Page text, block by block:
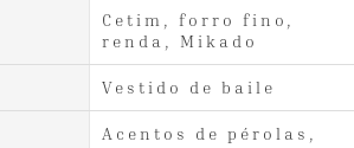
Cetim, forro fino,
renda, Mikado
Vestido de baile
Acentos de pérolas,